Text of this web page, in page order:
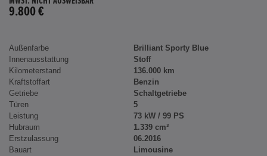
9.800 €
Außenfarbe
Brilliant Sporty Blue
Innenausstattung
Stoff
Kilometerstand
136.000 km
Kraftstoffart
Benzin
Getriebe
Schaltgetriebe
Türen
5
Leistung
73 kW / 99 PS
Hubraum
1.339 cm³
Erstzulassung
06.2016
Bauart
Limousine